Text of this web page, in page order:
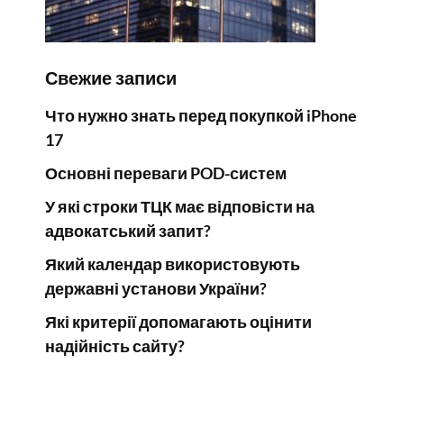
Свежие записи
Что нужно знать перед покупкой iPhone
17
Основні переваги POD-систем
У які строки ТЦК має відповісти на
адвокатський запит?
Який календар використовують
державні установи України?
Які критерії допомагають оцінити
надійність сайту?